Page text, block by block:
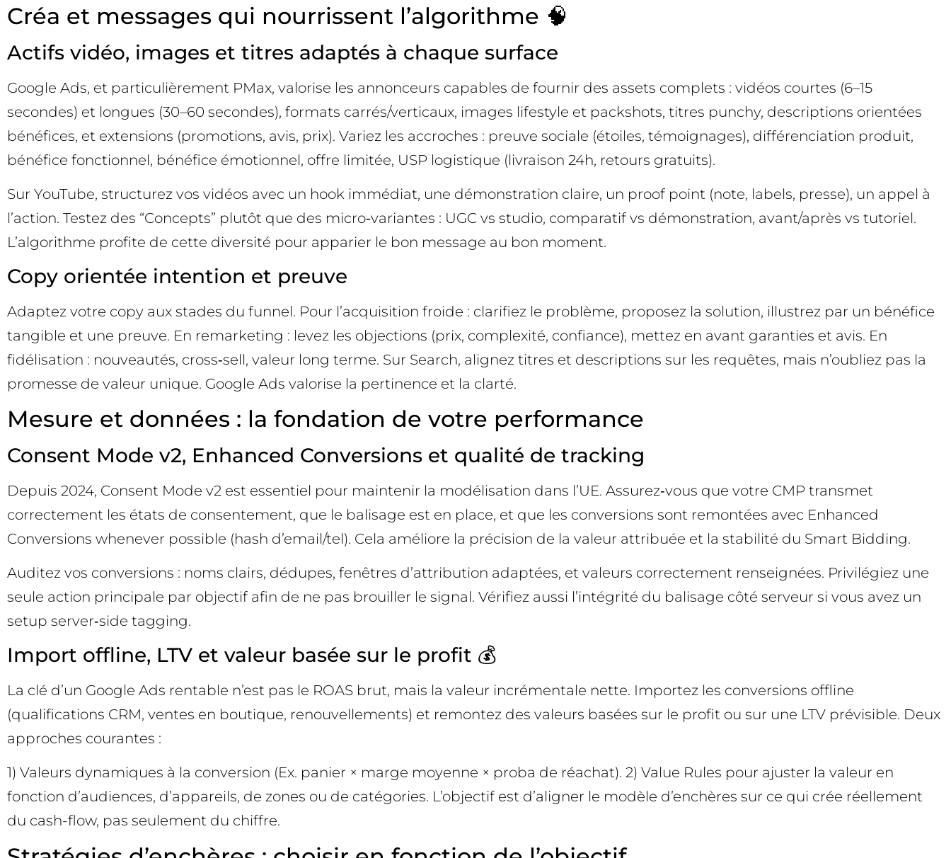
Créa et messages qui nourrissent l’algorithme 🧠
Actifs vidéo, images et titres adaptés à chaque surface
Google Ads, et particulièrement PMax, valorise les annonceurs capables de fournir des assets complets : vidéos courtes (6–15
secondes) et longues (30–60 secondes), formats carrés/verticaux, images lifestyle et packshots, titres punchy, descriptions orientées
bénéfices, et extensions (promotions, avis, prix). Variez les accroches : preuve sociale (étoiles, témoignages), différenciation produit,
bénéfice fonctionnel, bénéfice émotionnel, offre limitée, USP logistique (livraison 24h, retours gratuits).
Sur YouTube, structurez vos vidéos avec un hook immédiat, une démonstration claire, un proof point (note, labels, presse), un appel à
l’action. Testez des “Concepts” plutôt que des micro‑variantes : UGC vs studio, comparatif vs démonstration, avant/après vs tutoriel.
L’algorithme profite de cette diversité pour apparier le bon message au bon moment.
Copy orientée intention et preuve
Adaptez votre copy aux stades du funnel. Pour l’acquisition froide : clarifiez le problème, proposez la solution, illustrez par un bénéfice
tangible et une preuve. En remarketing : levez les objections (prix, complexité, confiance), mettez en avant garanties et avis. En
fidélisation : nouveautés, cross‑sell, valeur long terme. Sur Search, alignez titres et descriptions sur les requêtes, mais n’oubliez pas la
promesse de valeur unique. Google Ads valorise la pertinence et la clarté.
Mesure et données : la fondation de votre performance
Consent Mode v2, Enhanced Conversions et qualité de tracking
Depuis 2024, Consent Mode v2 est essentiel pour maintenir la modélisation dans l’UE. Assurez‑vous que votre CMP transmet
correctement les états de consentement, que le balisage est en place, et que les conversions sont remontées avec Enhanced
Conversions whenever possible (hash d’email/tel). Cela améliore la précision de la valeur attribuée et la stabilité du Smart Bidding.
Auditez vos conversions : noms clairs, dédupes, fenêtres d’attribution adaptées, et valeurs correctement renseignées. Privilégiez une
seule action principale par objectif afin de ne pas brouiller le signal. Vérifiez aussi l’intégrité du balisage côté serveur si vous avez un
setup server‑side tagging.
Import offline, LTV et valeur basée sur le profit 💰
La clé d’un Google Ads rentable n’est pas le ROAS brut, mais la valeur incrémentale nette. Importez les conversions offline
(qualifications CRM, ventes en boutique, renouvellements) et remontez des valeurs basées sur le profit ou sur une LTV prévisible. Deux
approches courantes :
1) Valeurs dynamiques à la conversion (Ex. panier × marge moyenne × proba de réachat). 2) Value Rules pour ajuster la valeur en
fonction d’audiences, d’appareils, de zones ou de catégories. L’objectif est d’aligner le modèle d’enchères sur ce qui crée réellement
du cash-flow, pas seulement du chiffre.